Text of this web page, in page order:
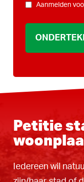
NIEUWSBRIEF
Aanmelden
Petitie
Iedereen wil